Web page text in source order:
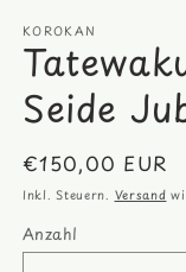
KOROKAN
Seide
Normaler
Preis
€150,00 EUR
Inkl. Steuern. Versand
Anzahl
Anzahl